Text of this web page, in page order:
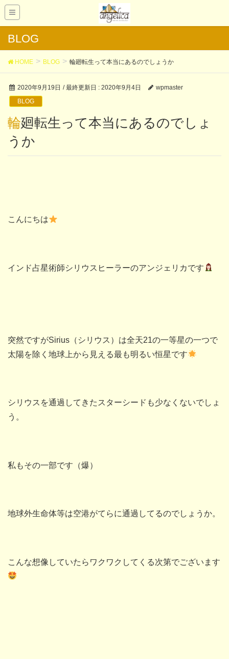
BLOG
HOME BLOG 輪廻転生って本当にあるのでしょうか
2020年9月19日 / 最終更新日 : 2020年9月4日
wpmaster
BLOG
輪廻転生って本当にあるのでしょ
うか
こんにちは
インド占星術師シリウスヒーラーのアンジェリカです
突然ですがSirius（シリウス）は全天21の一等星の一つで
太陽を除く地球上から見える最も明るい恒星です
シリウスを通過してきたスターシードも少なくないでしょ
う。
私もその一部です（爆）
地球外生命体等は空港がてらに通過してるのでしょうか。
こんな想像していたらワクワクしてくる次第でございます